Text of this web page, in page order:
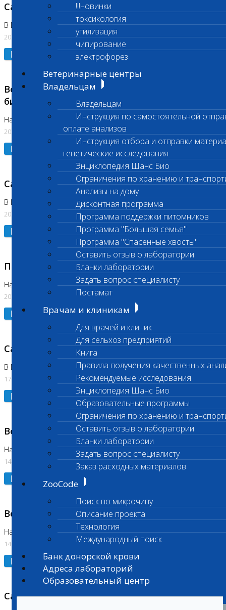
!!!новинки
токсикология
утилизация
чипирование
электрофорез
Ветеринарные центры
Владельцам
Владельцам
Инструкция по самостоятельной
оплате анализов
Инструкция отбора и отправки
генетические исследования
Энциклопедия Шанс Био
Ограничения по хранению и
Анализы на дому
Дисконтная программа
Программа поддержки питомников
Программа "Большая семья"
Программа "Спасенные хвосты"
Оставить отзыв о лаборатории
Бланки лаборатории
Задать вопрос специалисту
Постамат
Врачам и клиникам
Для врачей и клиник
Для сельхоз предприятий
Книга
Правила получения качественных
Рекомендуемые исследования
Энциклопедия Шанс Био
Образовательные программы
Ограничения по хранению и
Оставить отзыв о лаборатории
Бланки лаборатории
Задать вопрос специалисту
Заказ расходных материалов
ZooCode
Поиск по микрочипу
Описание проекта
Технология
Международный поиск
Банк донорской крови
Адреса лабораторий
Образовательный центр
Санитарный день
В Бутово 21.07.2026
20.07.2026
Подробнее
Возобновлено выполнение срочных
биохимических исследований
На Нагорной
20.07.2026
Подробнее
Санитарный день
В Коломне 20.07.2026
20.07.2026
Подробнее
Приостановлено выполнение исследования
На Нагорной
20.07.2026
Подробнее
Санитарный день
В Бутово
17.07.2026
Подробнее
Возобновлено выполнение исследования
На Нагорной (Код 961, 962)
14.07.2026
Подробнее
Возобновлено выполнение исследования
На Нагорной (Код 157)
14.07.2026
Подробнее
Санитарный день